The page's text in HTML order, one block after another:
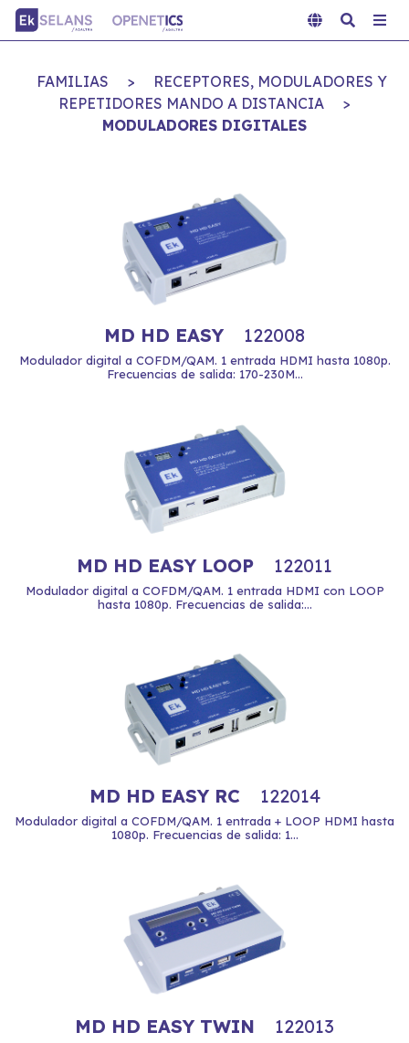
FAMILIAS >
RECEPTORES, MODULADORES Y
REPETIDORES MANDO A DISTANCIA
>
MODULADORES DIGITALES
MD HD EASY 122008
Modulador digital a COFDM/QAM. 1 entrada HDMI hasta 1080p.
Frecuencias de salida: 170-230M...
MD HD EASY LOOP 122011
Modulador digital a COFDM/QAM. 1 entrada HDMI con LOOP
hasta 1080p. Frecuencias de salida:...
MD HD EASY RC 122014
Modulador digital a COFDM/QAM. 1 entrada + LOOP HDMI hasta
1080p. Frecuencias de salida: 1...
MD HD EASY TWIN 122013